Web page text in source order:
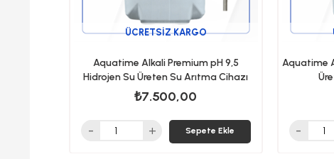
Aquatime Alkali Premium pH 9,5
Hidrojen Su Üreten Su Arıtma Cihazı
₺7.500,00
ÜCRETSIZ KARGO
Sepete Ekle
Aquatime